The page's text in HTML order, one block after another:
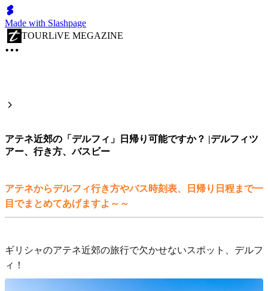
Made with Slashpage
TOURLiVE MEGAZINE
アテネ近郊の「デルフィ」日帰り可能ですか？ |デルフィツ
アー、行き方、バスビー
アテネからデルフィ行き方やバス時刻表、日帰り日程まで一
目でまとめてあげますよ～～
ギリシャのアテネ近郊の旅行で欠かせないスポット、デルフ
ィ！